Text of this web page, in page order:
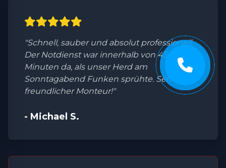
"Schnell, sauber und absolut professionell.
Der Notdienst war innerhalb von 45
Minuten da, als unser Herd am
Sonntagabend Funken sprühte. Sehr
freundlicher Monteur!"
- Michael S.